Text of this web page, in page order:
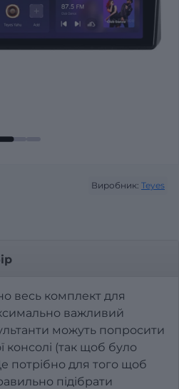
Виробник: Teyes
весь комплект для
важливий
можуть попросити
консолі (так щоб було
потрібно для того щоб
підібрати